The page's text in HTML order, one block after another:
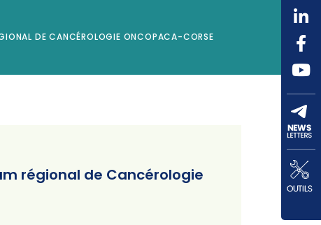
DE CANCÉROLOGIE ONCOPACA-CORSE
régional de Cancérologie